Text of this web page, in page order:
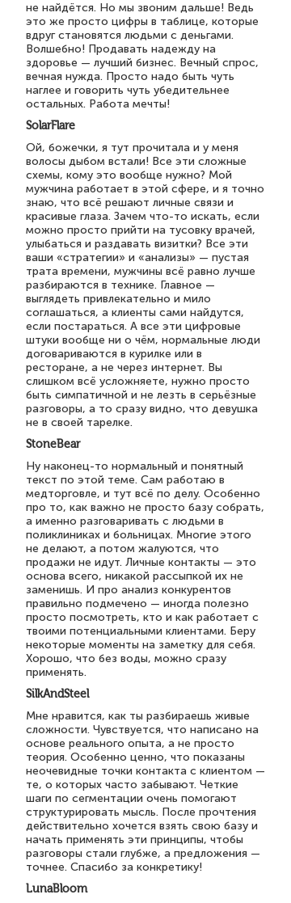
не найдётся. Но мы звоним дальше! Ведь
это же просто цифры в таблице, которые
вдруг становятся людьми с деньгами.
Волшебно! Продавать надежду на
здоровье — лучший бизнес. Вечный спрос,
вечная нужда. Просто надо быть чуть
наглее и говорить чуть убедительнее
остальных. Работа мечты!
SolarFlare
Ой, божечки, я тут прочитала и у меня
волосы дыбом встали! Все эти сложные
схемы, кому это вообще нужно? Мой
мужчина работает в этой сфере, и я точно
знаю, что всё решают личные связи и
красивые глаза. Зачем что-то искать, если
можно просто прийти на тусовку врачей,
улыбаться и раздавать визитки? Все эти
ваши «стратегии» и «анализы» — пустая
трата времени, мужчины всё равно лучше
разбираются в технике. Главное —
выглядеть привлекательно и мило
соглашаться, а клиенты сами найдутся,
если постараться. А все эти цифровые
штуки вообще ни о чём, нормальные люди
договариваются в курилке или в
ресторане, а не через интернет. Вы
слишком всё усложняете, нужно просто
быть симпатичной и не лезть в серьёзные
разговоры, а то сразу видно, что девушка
не в своей тарелке.
StoneBear
Ну наконец-то нормальный и понятный
текст по этой теме. Сам работаю в
медторговле, и тут всё по делу. Особенно
про то, как важно не просто базу собрать,
а именно разговаривать с людьми в
поликлиниках и больницах. Многие этого
не делают, а потом жалуются, что
продажи не идут. Личные контакты — это
основа всего, никакой рассыпкой их не
заменишь. И про анализ конкурентов
правильно подмечено — иногда полезно
просто посмотреть, кто и как работает с
твоими потенциальными клиентами. Беру
некоторые моменты на заметку для себя.
Хорошо, что без воды, можно сразу
применять.
SilkAndSteel
Мне нравится, как ты разбираешь живые
сложности. Чувствуется, что написано на
основе реального опыта, а не просто
теория. Особенно ценно, что показаны
неочевидные точки контакта с клиентом —
те, о которых часто забывают. Четкие
шаги по сегментации очень помогают
структурировать мысль. После прочтения
действительно хочется взять свою базу и
начать применять эти принципы, чтобы
разговоры стали глубже, а предложения —
точнее. Спасибо за конкретику!
LunaBloom